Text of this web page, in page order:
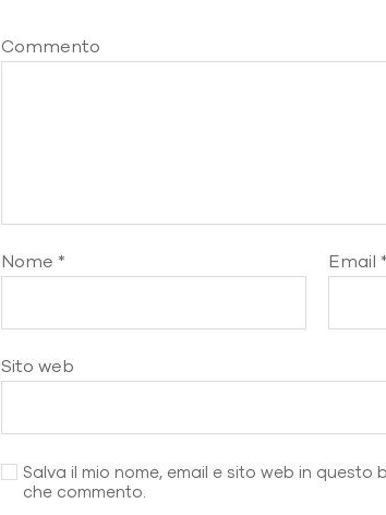
Commento
Nome * Email *
Sito web
Salva il mio nome, email e sito web in
che commento.